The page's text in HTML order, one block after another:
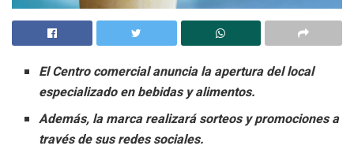
El Centro comercial anuncia la apertura del local
especializado en bebidas y alimentos.
Además, la marca realizará sorteos y promociones a
través de sus redes sociales.